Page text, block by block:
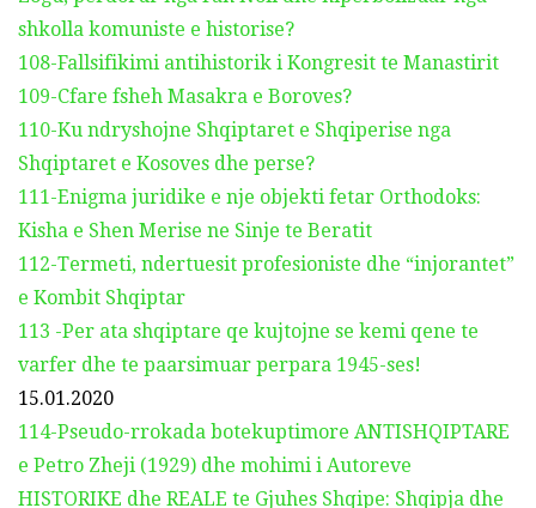
shkolla komuniste e historise?
108-Fallsifikimi antihistorik i Kongresit te Manastirit
109-Cfare fsheh Masakra e Boroves?
110-Ku ndryshojne Shqiptaret e Shqiperise nga
Shqiptaret e Kosoves dhe perse?
111-Enigma juridike e nje objekti fetar Orthodoks:
Kisha e Shen Merise ne Sinje te Beratit
112-Termeti, ndertuesit profesioniste dhe “injorantet”
e Kombit Shqiptar
113 -Per ata shqiptare qe kujtojne se kemi qene te
varfer dhe te paarsimuar perpara 1945-ses!
15.01.2020
114-Pseudo-rrokada botekuptimore ANTISHQIPTARE
e Petro Zheji (1929) dhe mohimi i Autoreve
HISTORIKE dhe REALE te Gjuhes Shqipe: Shqipja dhe